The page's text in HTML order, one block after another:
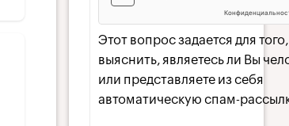
Этот вопрос задается для
выяснить, являетесь ли Вы
или представляете из себя
автоматическую спам-